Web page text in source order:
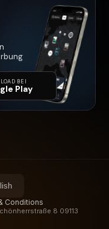
BEI
Play
Conditions
8 09113